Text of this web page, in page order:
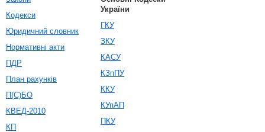
Кодекси
Юридичний словник
Нормативні акти
ПДР
План рахунків
П(С)БО
КВЕД-2010
КП
України
ГКУ
ЗКУ
КАСУ
КЗпПУ
ККУ
КУпАП
ПКУ